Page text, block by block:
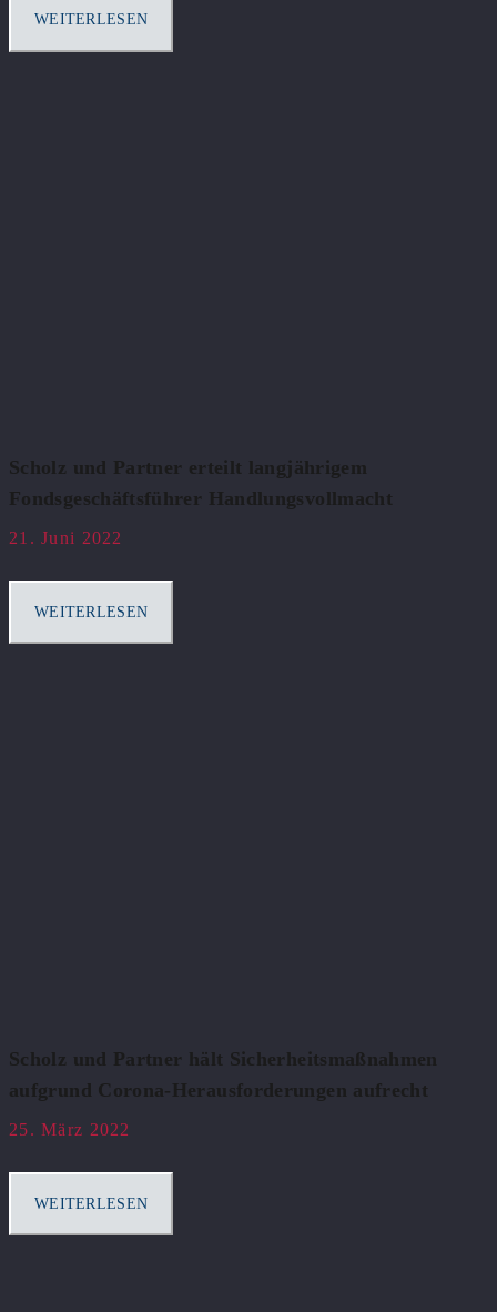
WEITERLESEN
Scholz und Partner erteilt langjährigem
Fondsgeschäftsführer Handlungsvollmacht
21. Juni 2022
WEITERLESEN
Scholz und Partner hält Sicherheitsmaßnahmen
aufgrund Corona-Herausforderungen aufrecht
25. März 2022
WEITERLESEN